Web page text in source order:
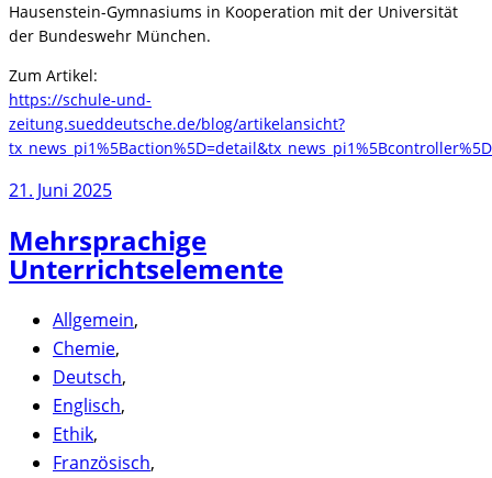
Hausenstein-Gymnasiums in Kooperation mit der Universität
der Bundeswehr München.
Zum Artikel:
https://schule-und-
zeitung.sueddeutsche.de/blog/artikelansicht?
21. Juni 2025
Mehrsprachige
Unterrichtselemente
Allgemein,
Chemie,
Deutsch,
Englisch,
Ethik,
Französisch,